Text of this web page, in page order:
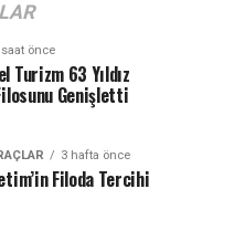
saat önce
Turizm 63 Yıldız
Genişletti
3 hafta önce
Filoda Tercihi